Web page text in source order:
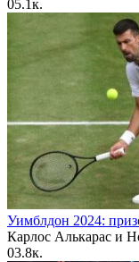
05.1к.
Уимблдон 2024:
Карлос Алькарас и
03.8к.